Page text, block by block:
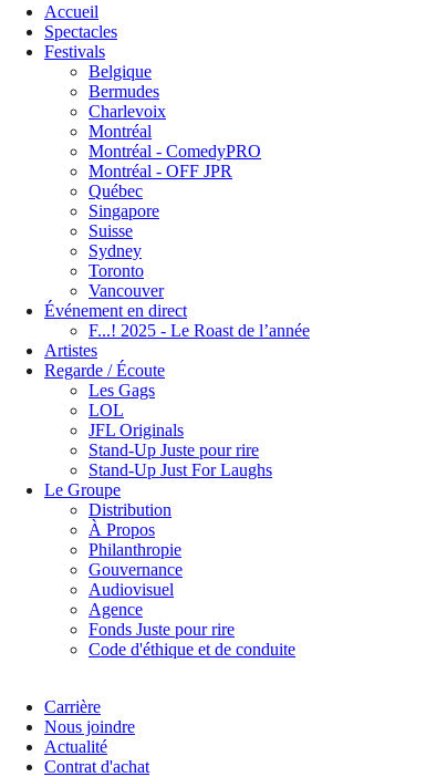
Accueil
Spectacles
Festivals
Belgique
Bermudes
Charlevoix
Montréal
Montréal - ComedyPRO
Montréal - OFF JPR
Québec
Singapore
Suisse
Sydney
Toronto
Vancouver
Événement en direct
F...! 2025 - Le Roast de l’année
Artistes
Regarde / Écoute
Les Gags
LOL
JFL Originals
Stand-Up Juste pour rire
Stand-Up Just For Laughs
Le Groupe
Distribution
À Propos
Philanthropie
Gouvernance
Audiovisuel
Agence
Fonds Juste pour rire
Code d'éthique et de conduite
Carrière
Nous joindre
Actualité
Contrat d'achat